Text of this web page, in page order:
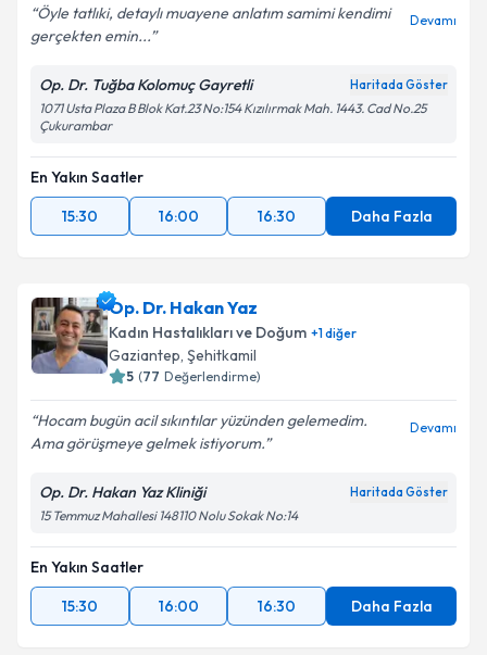
Öyle tatlıki, detaylı muayene anlatım samimi kendimi
gerçekten emin...
Devamı
Op. Dr. Tuğba Kolomuç Gayretli Haritada Göster
1071 Usta Plaza B Blok Kat.23 No:154 Kızılırmak Mah. 1443. Cad No.25
Çukurambar
En Yakın Saatler
15:30
16:00 16:30 Daha Fazla
Op. Dr. Hakan Yaz
Kadın Hastalıkları ve Doğum +1diğer
Gaziantep, Şehitkamil
5 (77 Değerlendirme)
Hocam bugün acil sıkıntılar yüzünden gelemedim.
Ama görüşmeye gelmek istiyorum.
Devamı
Op. Dr. Hakan Yaz Kliniği Haritada Göster
15 Temmuz Mahallesi 148110 Nolu Sokak No:14
En Yakın Saatler
15:30
16:00 16:30 Daha Fazla